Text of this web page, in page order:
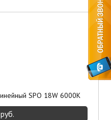
SPO 18W 6000K